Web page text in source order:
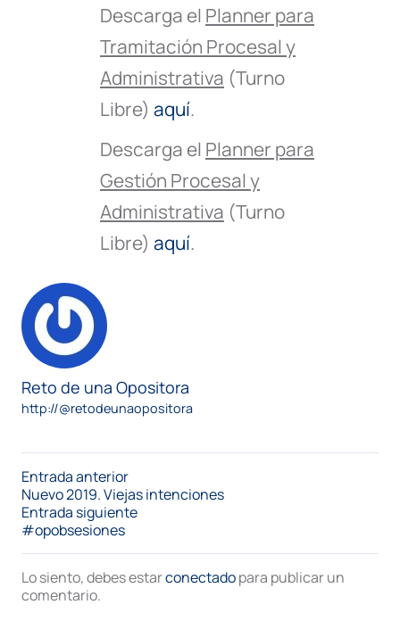
Descarga el Planner para
Tramitación Procesal y
Administrativa (Turno
Libre) aquí.
Descarga el Planner para
Gestión Procesal y
Administrativa (Turno
Libre) aquí.
Reto de una Opositora
http://@retodeunaopositora
Entrada anterior
Nuevo 2019. Viejas intenciones
Entrada siguiente
#opobsesiones
Lo siento, debes estarconectadopara publicar un
comentario.